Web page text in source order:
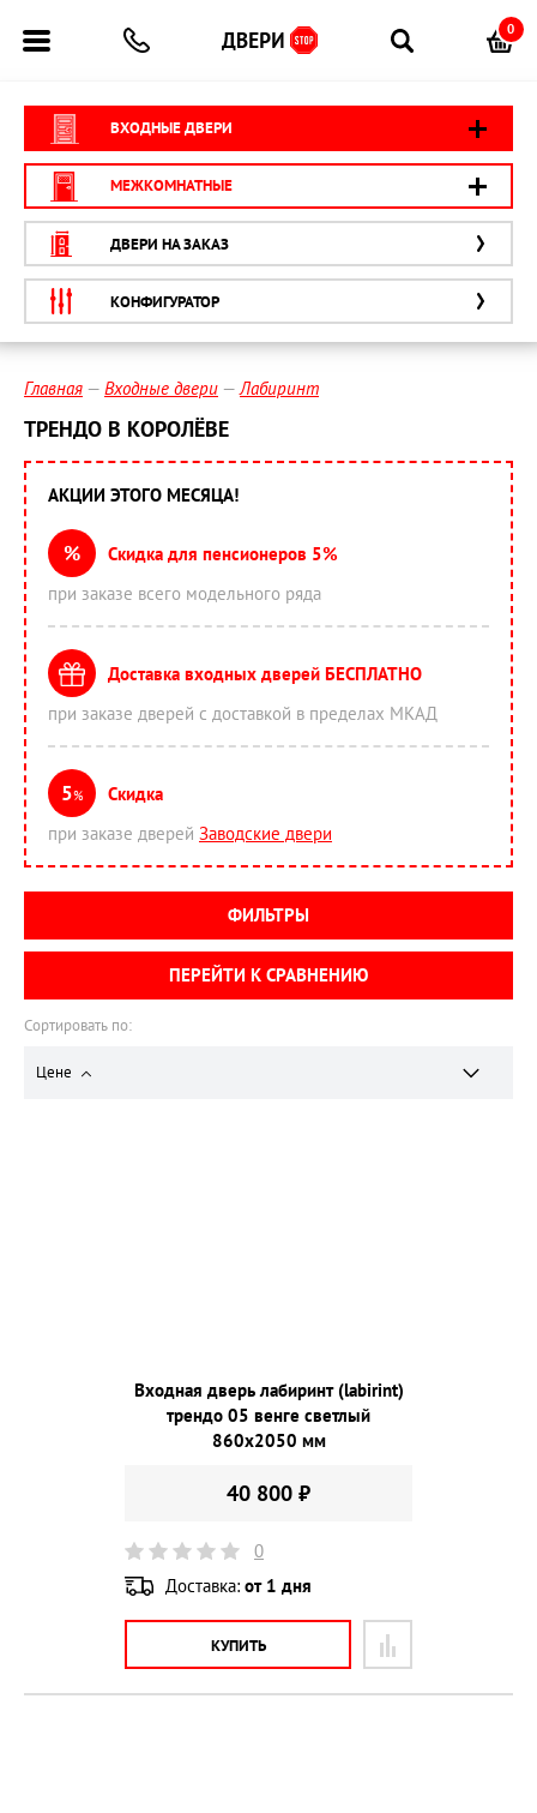
0
ВХОДНЫЕ ДВЕРИ
МЕЖКОМНАТНЫЕ
ДВЕРИ НА ЗАКАЗ
КОНФИГУРАТОР
Главная Входные двери Лабиринт
ТРЕНДО В КОРОЛЁВЕ
Сортировать по:
Цене
Входная дверь лабиринт (labirint)
трендо 05 венге светлый
860х2050 мм
40 800 ₽
0
Доставка: от 1 дня
КУПИТЬ
АКЦИИ ЭТОГО МЕСЯЦА!
%
Скидка для пенсионеров 5%
при заказе всего модельного ряда
Доставка входных дверей БЕСПЛАТНО
при заказе дверей с доставкой в пределах МКАД
5%
Скидка
при заказе дверей Заводские двери
ФИЛЬТРЫ
ПЕРЕЙТИ К СРАВНЕНИЮ